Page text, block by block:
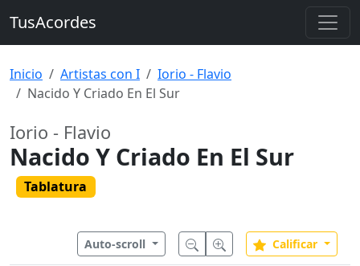
TusAcordes
Inicio Artistas con I
Iorio - Flavio
Nacido Y Criado En El Sur
Iorio - Flavio
Nacido Y Criado En El Sur
Tablatura
Auto-scroll Calificar